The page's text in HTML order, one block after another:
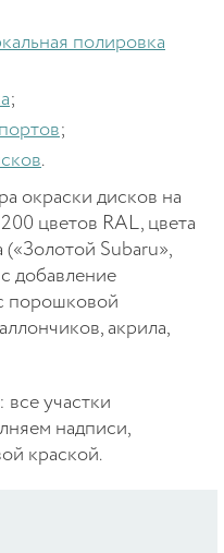
полировка
;
;
.
окраски дисков на
цветов RAL, цвета
(«Золотой Subaru»,
добавление
порошковой
акрила,
все участки
надписи,
краской.